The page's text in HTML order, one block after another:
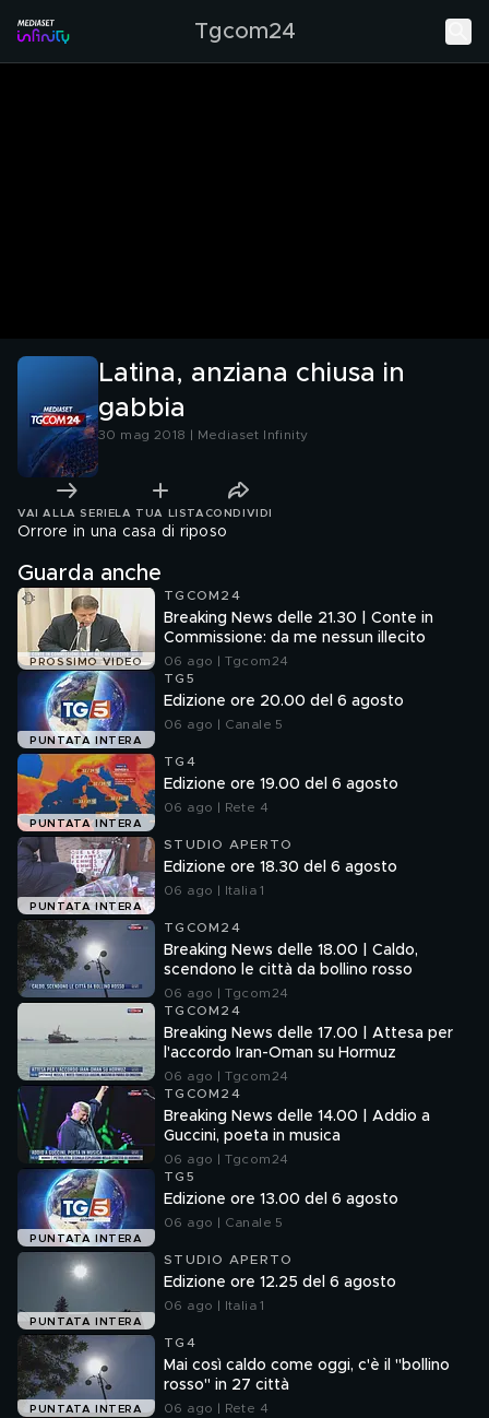
Tgcom24
Latina, anziana chiusa in
gabbia
30 mag 2018 | Mediaset Infinity
VAI ALLA SERIE LA TUA LISTA CONDIVIDI
Orrore in una casa di riposo
Guarda anche
PROSSIMO VIDEO
TGCOM24
Breaking News delle 21.30 | Conte in
Commissione: da me nessun illecito
06 ago | Tgcom24
PUNTATA INTERA
TG5
Edizione ore 20.00 del 6 agosto
06 ago | Canale 5
PUNTATA INTERA
TG4
Edizione ore 19.00 del 6 agosto
06 ago | Rete 4
PUNTATA INTERA
STUDIO APERTO
Edizione ore 18.30 del 6 agosto
06 ago | Italia 1
TGCOM24
Breaking News delle 18.00 | Caldo,
scendono le città da bollino rosso
06 ago | Tgcom24
TGCOM24
Breaking News delle 17.00 | Attesa per
l'accordo Iran-Oman su Hormuz
06 ago | Tgcom24
TGCOM24
Breaking News delle 14.00 | Addio a
Guccini, poeta in musica
06 ago | Tgcom24
PUNTATA INTERA
TG5
Edizione ore 13.00 del 6 agosto
06 ago | Canale 5
PUNTATA INTERA
STUDIO APERTO
Edizione ore 12.25 del 6 agosto
06 ago | Italia 1
PUNTATA INTERA
TG4
Mai così caldo come oggi, c'è il "bollino
rosso" in 27 città
06 ago | Rete 4